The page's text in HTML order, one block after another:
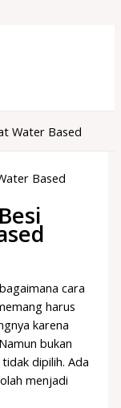
Water Based
cara
harus
karena
bukan
dipilih. Ada
menjadi